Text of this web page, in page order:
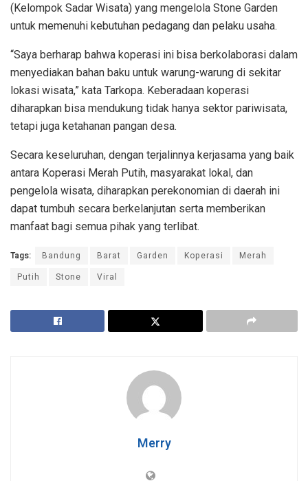
(Kelompok Sadar Wisata) yang mengelola Stone Garden
untuk memenuhi kebutuhan pedagang dan pelaku usaha.
“Saya berharap bahwa koperasi ini bisa berkolaborasi dalam
menyediakan bahan baku untuk warung-warung di sekitar
lokasi wisata,” kata Tarkopa. Keberadaan koperasi
diharapkan bisa mendukung tidak hanya sektor pariwisata,
tetapi juga ketahanan pangan desa.
Secara keseluruhan, dengan terjalinnya kerjasama yang baik
antara Koperasi Merah Putih, masyarakat lokal, dan
pengelola wisata, diharapkan perekonomian di daerah ini
dapat tumbuh secara berkelanjutan serta memberikan
manfaat bagi semua pihak yang terlibat.
Tags: Bandung Barat Garden Koperasi
Merah
Putih
Stone Viral
Merry